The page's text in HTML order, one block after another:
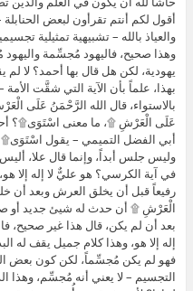
أقول لكم أنتم تقرأون لبعض
والعياذ بالله – تشبيهية تمثيلية
وهذا صحيح، فاليهود مُجسِّمة
يهودية، لكن هل قال بها أحمد؟ لا لم
بهذا، علماً بأن الآية التي شقَّت
بالاستواء، قال الله الرَّحْمَنُ عَلَى
عَلَى الْعَرْشِ ۩، ما معنى اسْتَوَى۩؟
أبي الفضل التميمي – يقول
وليس جلس أبداً، وإنما قال علا،
في آية الكرسي؟ هو عليٌّ لا إله إلا
رفيعاً قبل أن يخلق العرش وبعد
الْعَرْشِ ۩ أن حدث له شيئ جديد أو
بعد أن لم يكن، قال هذا غير صحيح،
إله إلا هو، وهذا كلام جميل يقف له
فهو لم يكن مُجسِّماً، لكن كون بعض
التجسيم – لا يعني أنه مُجسِّم، وهذا